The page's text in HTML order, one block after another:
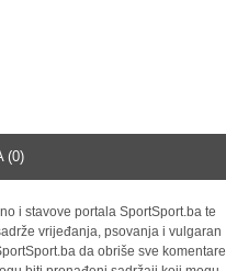
(0)
i stavove portala SportSport.ba te
vrijeđanja, psovanja i vulgaran
da obriše sve komentare